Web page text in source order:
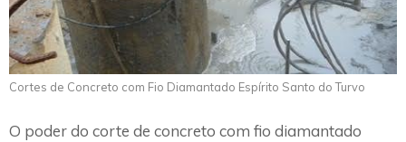
Cortes de Concreto com Fio Diamantado Espírito Santo do Turvo
O poder do corte de concreto com fio diamantado